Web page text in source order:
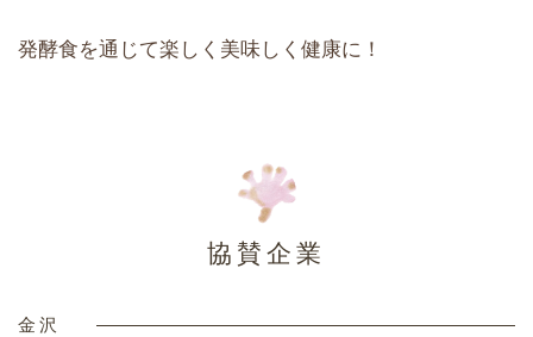
発酵食を通じて楽しく美味しく健康に！
協賛企業
金沢